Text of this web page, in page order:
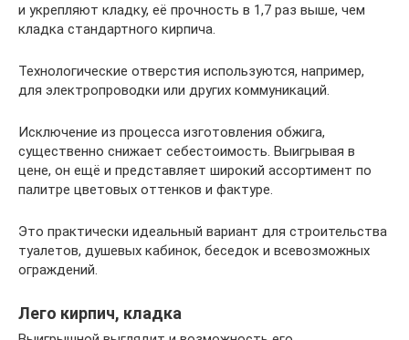
и укрепляют кладку, её прочность в 1,7 раз выше, чем
кладка стандартного кирпича.
Технологические отверстия используются, например,
для электропроводки или других коммуникаций.
Исключение из процесса изготовления обжига,
существенно снижает себестоимость. Выигрывая в
цене, он ещё и представляет широкий ассортимент по
палитре цветовых оттенков и фактуре.
Это практически идеальный вариант для строительства
туалетов, душевых кабинок, беседок и всевозможных
ограждений.
Лего кирпич, кладка